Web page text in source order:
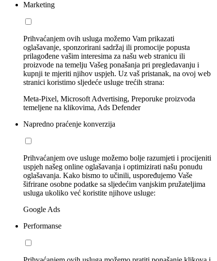
Marketing
Prihvaćanjem ovih usluga možemo Vam prikazati
oglašavanje, sponzorirani sadržaj ili promocije popusta
prilagođene vašim interesima za našu web stranicu ili
proizvode na temelju Vašeg ponašanja pri pregledavanju i
kupnji te mjeriti njihov uspjeh. Uz vaš pristanak, na ovoj web
stranici koristimo sljedeće usluge trećih strana:
Meta-Pixel, Microsoft Advertising, Preporuke proizvoda
temeljene na klikovima, Ads Defender
Napredno praćenje konverzija
Prihvaćanjem ove usluge možemo bolje razumjeti i procijeniti
uspjeh našeg online oglašavanja i optimizirati našu ponudu
oglašavanja. Kako bismo to učinili, uspoređujemo Vaše
šifrirane osobne podatke sa sljedećim vanjskim pružateljima
usluga ukoliko već koristite njihove usluge:
Google Ads
Performanse